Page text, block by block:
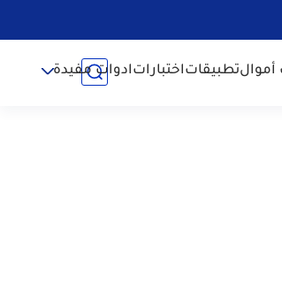
أموالتطبيقاتاختباراتادوات مفيدة